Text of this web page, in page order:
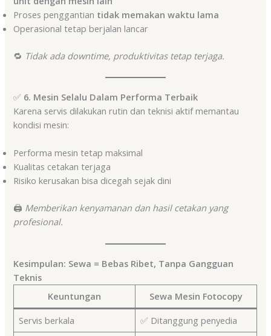
Proses penggantian tidak memakan waktu lama
Operasional tetap berjalan lancar
🔁 Tidak ada downtime, produktivitas tetap terjaga.
✅ 6. Mesin Selalu Dalam Performa Terbaik
Karena servis dilakukan rutin dan teknisi aktif memantau
kondisi mesin:
Performa mesin tetap maksimal
Kualitas cetakan terjaga
Risiko kerusakan bisa dicegah sejak dini
🖨️ Memberikan kenyamanan dan hasil cetakan yang
profesional.
Kesimpulan: Sewa = Bebas Ribet, Tanpa Gangguan
Teknis
Keuntungan
Sewa Mesin Fotocopy
Servis berkala
✅ Ditanggung penyedia